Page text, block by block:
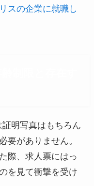
スの企業に就職し
明写真はもちろん
要がありません。
際、求人票にはっ
を見て衝撃を受け